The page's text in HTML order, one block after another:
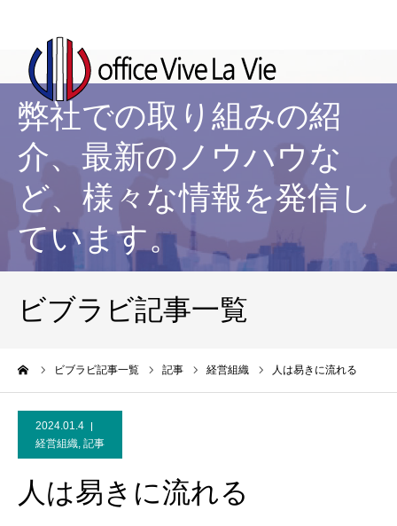
弊社での取り組みの紹
介、最新のノウハウな
ど、様々な情報を発信し
ています。
ビブラビ記事一覧
ビブラビ記事一覧 記事 経営組織 人は易きに流れる
2024.01.4
経営組織, 記事
人は易きに流れる